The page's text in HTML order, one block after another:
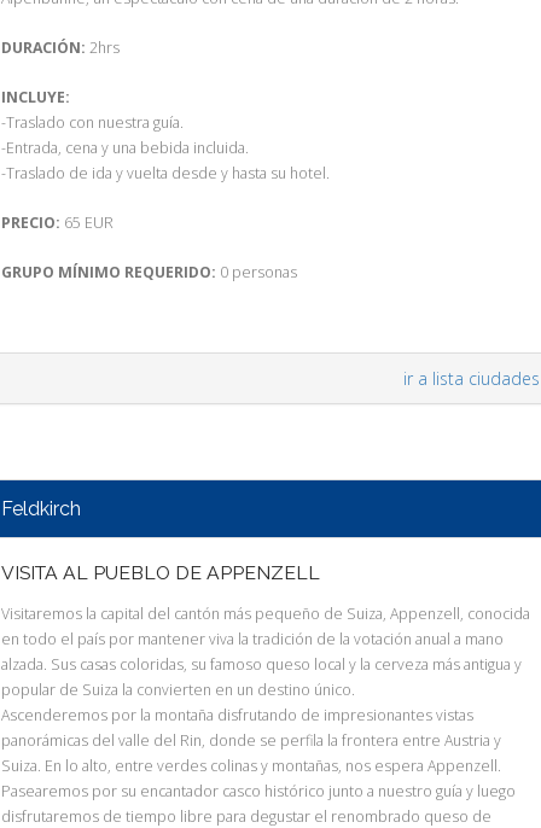
DURACIÓN: 2hrs
INCLUYE:
-Traslado con nuestra guía.
-Entrada, cena y una bebida incluida.
-Traslado de ida y vuelta desde y hasta su hotel.
PRECIO: 65 EUR
GRUPO MÍNIMO REQUERIDO: 0 personas
ir a lista ciudades
Feldkirch
VISITA AL PUEBLO DE APPENZELL
Visitaremos la capital del cantón más pequeño de Suiza, Appenzell, conocida
en todo el país por mantener viva la tradición de la votación anual a mano
alzada. Sus casas coloridas, su famoso queso local y la cerveza más antigua y
popular de Suiza la convierten en un destino único.
Ascenderemos por la montaña disfrutando de impresionantes vistas
panorámicas del valle del Rin, donde se perfila la frontera entre Austria y
Suiza. En lo alto, entre verdes colinas y montañas, nos espera Appenzell.
Pasearemos por su encantador casco histórico junto a nuestro guía y luego
disfrutaremos de tiempo libre para degustar el renombrado queso de